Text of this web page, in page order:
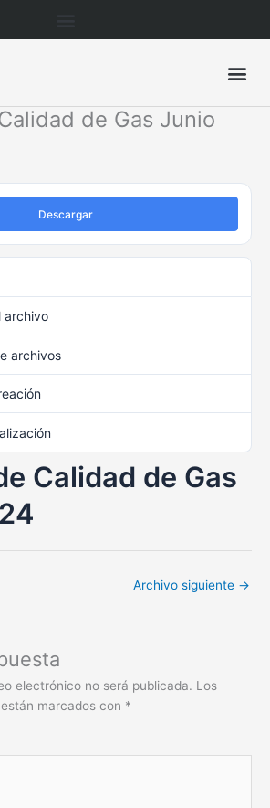
de Gas Junio
Descargar
archivo
archivos
Calidad de Gas
Archivo siguiente →
electrónico no será publicada. Los
marcados con *